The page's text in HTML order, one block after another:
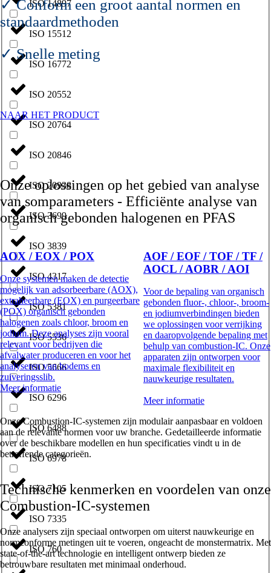
ISO 14897
ISO 15512
ISO 16772
ISO 20552
ISO 20764
ISO 20846
ISO 20938
ISO 3699
ISO 3839
ISO 4317
ISO 5381
ISO 5536
ISO 5666
ISO 6296
ISO 6488
ISO 6978
ISO 7105
ISO 7335
ISO 760
✓ Conform een groot aantal normen en
standaardmethoden
✓ Snelle meting
NAAR HET PRODUCT
Onze oplossingen op het gebied van analyse
van somparameters - Efficiënte analyse van
organisch gebonden halogenen en PFAS
AOX / EOX / POX
Onze systemen maken de detectie
mogelijk van adsorbeerbare (AOX),
extraheerbare (EOX) en purgeerbare
(POX) organisch gebonden
halogenen zoals chloor, broom en
jodium. Deze analyses zijn vooral
relevant voor bedrijven die
afvalwater produceren en voor het
analyseren van bodems en
zuiveringsslib.
Meer informatie
AOF / EOF / TOF / TF /
AOCL / AOBR / AOI
Voor de bepaling van organisch
gebonden fluor-, chloor-, broom-
en jodiumverbindingen bieden
we oplossingen voor verrijking
en daaropvolgende bepaling met
behulp van combustion‑IC. Onze
apparaten zijn ontworpen voor
maximale flexibiliteit en
nauwkeurige resultaten.
Meer informatie
Onze Combustion-IC-systemen zijn modulair aanpasbaar en voldoen
aan de relevante normen voor uw branche. Gedetailleerde informatie
over de beschikbare modellen en hun specificaties vindt u in de
betreffende categorieën.
Technische kenmerken en voordelen van onze
Combustion-IC-systemen
Onze analysers zijn speciaal ontworpen om uiterst nauwkeurige en
normconforme metingen uit te voeren, ongeacht de monstermatrix. Met
state-of-the-art technologie en intelligent ontwerp bieden ze
betrouwbare resultaten met minimaal onderhoud.